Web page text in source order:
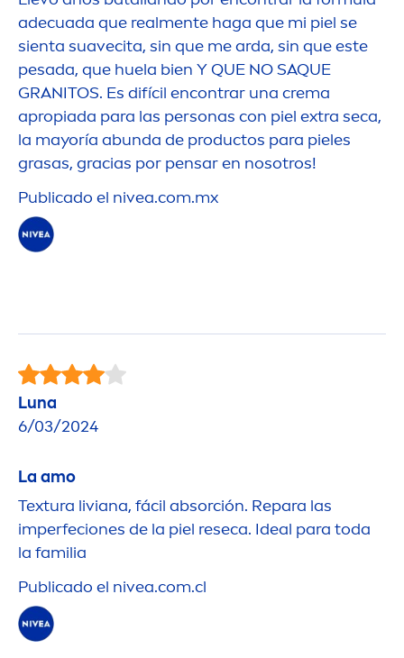
adecuada que realmente haga que mi piel se
sienta suavecita, sin que me arda, sin que este
pesada, que huela bien Y QUE NO SAQUE
GRANITOS. Es difícil encontrar una crema
apropiada para las personas con piel extra seca,
la mayoría abunda de productos para pieles
grasas, gracias por pensar en nosotros!
Publicado el nivea.com.mx
Luna
6/03/2024
La amo
Textura liviana, fácil absorción. Repara las
imperfeciones de la piel reseca. Ideal para toda
la familia
Publicado el nivea.com.cl